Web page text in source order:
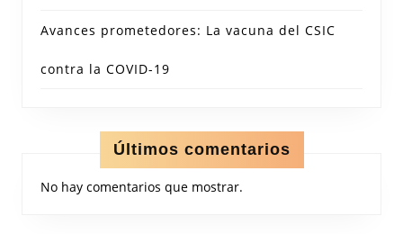
Avances prometedores: La vacuna del CSIC
contra la COVID-19
Últimos comentarios
No hay comentarios que mostrar.